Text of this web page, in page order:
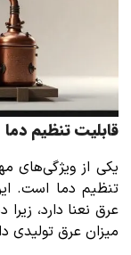
قابلیت تنظیم دما
یکی از ویژگی‌های
تنظیم دما است.
عرق نعنا دارد،
میزان عرق تولیدی